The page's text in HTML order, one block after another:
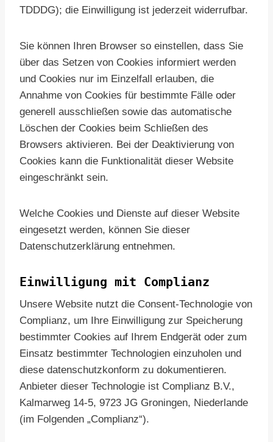
TDDDG); die Einwilligung ist jederzeit widerrufbar.
Sie können Ihren Browser so einstellen, dass Sie
über das Setzen von Cookies informiert werden
und Cookies nur im Einzelfall erlauben, die
Annahme von Cookies für bestimmte Fälle oder
generell ausschließen sowie das automatische
Löschen der Cookies beim Schließen des
Browsers aktivieren. Bei der Deaktivierung von
Cookies kann die Funktionalität dieser Website
eingeschränkt sein.
Welche Cookies und Dienste auf dieser Website
eingesetzt werden, können Sie dieser
Datenschutzerklärung entnehmen.
Einwilligung mit Complianz
Unsere Website nutzt die Consent-Technologie von
Complianz, um Ihre Einwilligung zur Speicherung
bestimmter Cookies auf Ihrem Endgerät oder zum
Einsatz bestimmter Technologien einzuholen und
diese datenschutzkonform zu dokumentieren.
Anbieter dieser Technologie ist Complianz B.V.,
Kalmarweg 14-5, 9723 JG Groningen, Niederlande
(im Folgenden „Complianz“).